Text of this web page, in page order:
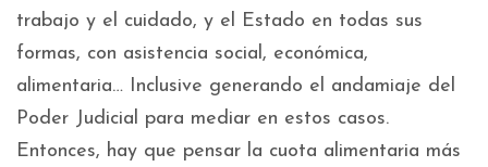
trabajo y el cuidado, y el Estado en todas sus
formas, con asistencia social, económica,
alimentaria… Inclusive generando el andamiaje del
Poder Judicial para mediar en estos casos.
Entonces, hay que pensar la cuota alimentaria más